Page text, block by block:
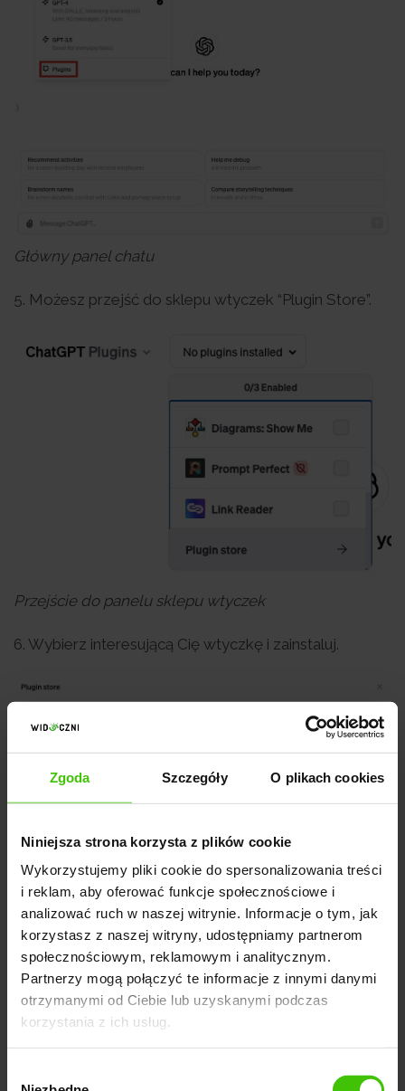
Zgoda Szczegóły O plikach cookies
Niniejsza strona korzysta z plików cookie
Wykorzystujemy pliki cookie do spersonalizowania treści
i reklam, aby oferować funkcje społecznościowe i
analizować ruch w naszej witrynie. Informacje o tym, jak
korzystasz z naszej witryny, udostępniamy partnerom
społecznościowym, reklamowym i analitycznym.
Partnerzy mogą połączyć te informacje z innymi danymi
otrzymanymi od Ciebie lub uzyskanymi podczas
korzystania z ich usług.
Główny panel chatu
5. Możesz przejść do sklepu wtyczek “Plugin Store”.
Przejście do panelu sklepu wtyczek
6. Wybierz interesującą Cię wtyczkę i zainstaluj.
Sklep wtyczek w ChatGPT
7. Wtyczka powinna być widoczna w sekcji